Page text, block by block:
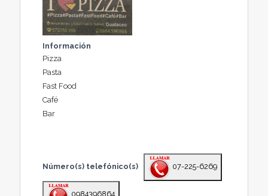
Información
Pizza
Pasta
Fast Food
Café
Bar
Número(s) telefónico(s) 07-225-6269
0984396864